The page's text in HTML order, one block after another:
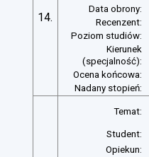
14.
Data obrony:
Recenzent:
Poziom studiów:
Kierunek
(specjalność):
Ocena końcowa:
Nadany stopień:
Temat:
Student:
Opiekun: